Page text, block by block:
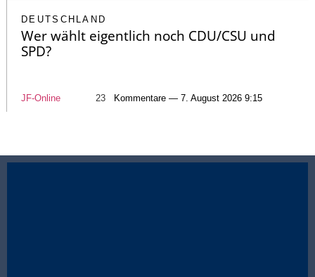
DEUTSCHLAND
Wer wählt eigentlich noch CDU/CSU und
SPD?
JF-Online 23 Kommentare — 7. August 2026 9:15